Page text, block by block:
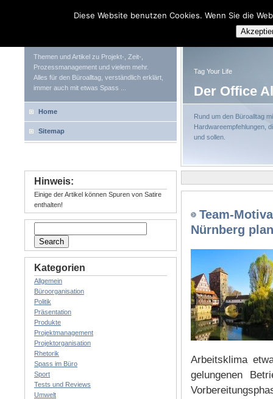
Themen und Artikel zu Projekt-, Zeit-,
Prozessmanagement und vielem mehr.
Alles für den Büroalltag, verständlich erklärt,
immer auch mit etwas Spass ...
Tag Your Life
Der Office
Rund um den Büroalltag
Hardwareempfehlungen,
und sollen.
Home
Sitemap
Team-
Nürnberg
Arbeitsklima
gelungenen
Hinweis:
Einige der Artikel können Spuren von Satire
enthalten!
Kategorien
Allgemein
Büroorganisation
Politik
Präsentation
Produkte
Projektmanagement
Projektorganisation
Rhetorik
Spass im Büro
Sport
Tests und Reviews
Umwelt
Diese Website benutzen Cookies. Wenn Sie die